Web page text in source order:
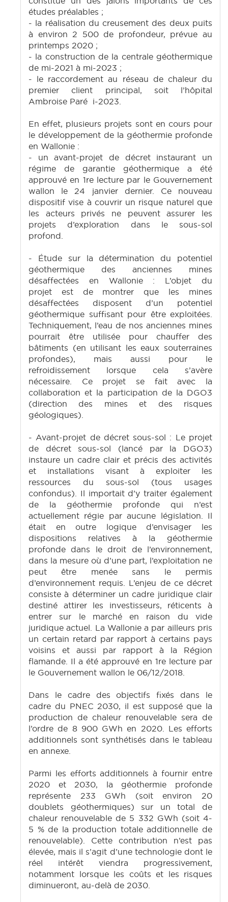
études préalables ;
- la réalisation du creusement des deux puits
à environ 2 500 de profondeur, prévue au
printemps 2020 ;
- la construction de la centrale géothermique
de mi-2021 à mi-2023 ;
- le raccordement au réseau de chaleur du
premier client principal, soit l’hôpital
Ambroise Paré i-2023.
En effet, plusieurs projets sont en cours pour
le développement de la géothermie profonde
en Wallonie :
- un avant-projet de décret instaurant un
régime de garantie géothermique a été
approuvé en 1re lecture par le Gouvernement
wallon le 24 janvier dernier. Ce nouveau
dispositif vise à couvrir un risque naturel que
les acteurs privés ne peuvent assurer les
projets d’exploration dans le sous-sol
profond.
- Étude sur la détermination du potentiel
géothermique des anciennes mines
désaffectées en Wallonie : L’objet du
projet est de montrer que les mines
désaffectées disposent d’un potentiel
géothermique suffisant pour être exploitées.
Techniquement, l’eau de nos anciennes mines
pourrait être utilisée pour chauffer des
bâtiments (en utilisant les eaux souterraines
profondes), mais aussi pour le
refroidissement lorsque cela s’avère
nécessaire. Ce projet se fait avec la
collaboration et la participation de la DGO3
(direction des mines et des risques
géologiques).
- Avant-projet de décret sous-sol : Le projet
de décret sous-sol (lancé par la DGO3)
instaure un cadre clair et précis des activités
et installations visant à exploiter les
ressources du sous-sol (tous usages
confondus). Il importait d’y traiter également
de la géothermie profonde qui n’est
actuellement régie par aucune législation. Il
était en outre logique d’envisager les
dispositions relatives à la géothermie
profonde dans le droit de l’environnement,
dans la mesure où d’une part, l’exploitation ne
peut être menée sans le permis
d’environnement requis. L’enjeu de ce décret
consiste à déterminer un cadre juridique clair
destiné attirer les investisseurs, réticents à
entrer sur le marché en raison du vide
juridique actuel. La Wallonie a par ailleurs pris
un certain retard par rapport à certains pays
voisins et aussi par rapport à la Région
flamande. Il a été approuvé en 1re lecture par
le Gouvernement wallon le 06/12/2018.
Dans le cadre des objectifs fixés dans le
cadre du PNEC 2030, il est supposé que la
production de chaleur renouvelable sera de
l’ordre de 8 900 GWh en 2020. Les efforts
additionnels sont synthétisés dans le tableau
en annexe.
Parmi les efforts additionnels à fournir entre
2020 et 2030, la géothermie profonde
représente 233 GWh (soit environ 20
doublets géothermiques) sur un total de
chaleur renouvelable de 5 332 GWh (soit 4-
5 % de la production totale additionnelle de
renouvelable). Cette contribution n’est pas
élevée, mais il s’agit d’une technologie dont le
réel intérêt viendra progressivement,
notamment lorsque les coûts et les risques
diminueront, au-delà de 2030.